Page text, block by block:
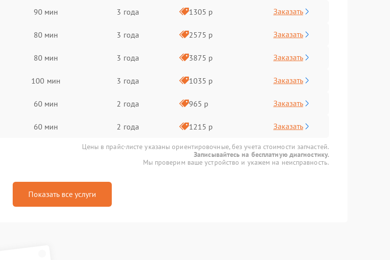
90 мин 3 года 1305 р Заказать
80 мин 3 года 2575 р Заказать
80 мин 3 года 3875 р Заказать
100 мин 3 года 1035 р Заказать
60 мин 2 года 965 р Заказать
60 мин 2 года 1215 р Заказать
Цены в прайс-листе указаны ориентировочные, без учета стоимости запчастей.
Записывайтесь на бесплатную диагностику.
Мы проверим ваше устройство и укажем на неисправность.
Показать все услуги